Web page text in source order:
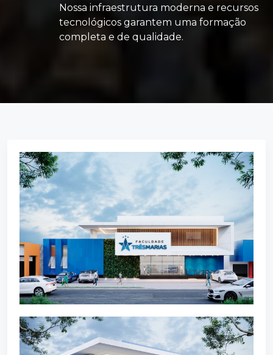
Nossa infraestrutura moderna e recursos
tecnológicos garantem uma formação
completa e de qualidade.